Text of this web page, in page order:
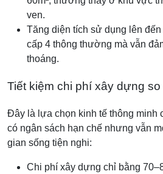
ven.
Tăng diện tích sử dụng lên
cấp 4 thông thường mà vẫn
thoáng.
Tiết kiệm chi phí xây dựng
Đây là lựa chọn kinh tế thông minh
có ngân sách hạn chế nhưng vẫn
gian sống tiện nghi:
Chi phí xây dựng chỉ bằng